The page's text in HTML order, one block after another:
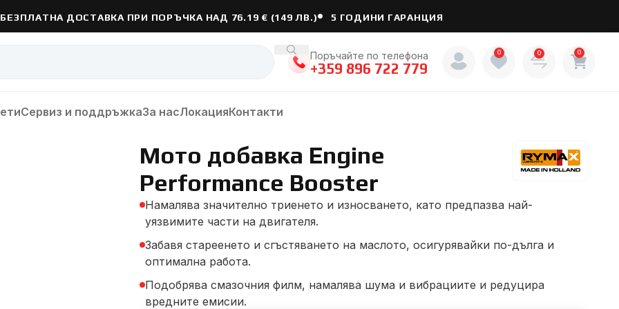
БЕЗПЛАТНА ДОСТАВКА ПРИ ПОРЪЧКА НАД 76.19 € (149 ЛВ.) 5 ГОДИНИ ГАРАНЦИЯ
Поръчайте по телефона
+359 896 722 779
0 0 0
Сервиз и поддръжкаЗа насЛокацияКонтакти
Engine Performance Booster
Мото добавка Engine
Performance Booster
Намалява значително триенето и износването, като предпазва най-
уязвимите части на двигателя.
Забавя стареенето и сгъстяването на маслото, осигурявайки по-дълга и
оптимална работа.
Подобрява смазочния филм, намалява шума и вибрациите и редуцира
вредните емисии.